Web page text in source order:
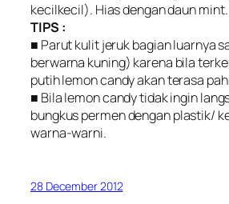
kecilkecil). Hias dengan daun
TIPS :
■ Parut kulit jeruk bagian luarnya
berwarna kuning) karena bila
putih lemon candy akan terasa
■ Bila lemon candy tidak ingin
bungkus permen dengan plastik/
warna-warni.
28 December 2012